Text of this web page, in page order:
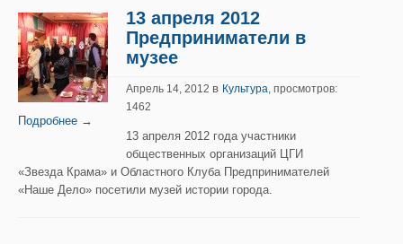
Подробнее →
13 апреля 2012
Предприниматели в
музее
Апрель 14, 2012 в Культура , просмотров:
1462
13 апреля 2012 года участники
общественных организаций ЦГИ
«Звезда Крама» и Областного Клуба Предпринимателей
«Наше Дело» посетили музей истории города.